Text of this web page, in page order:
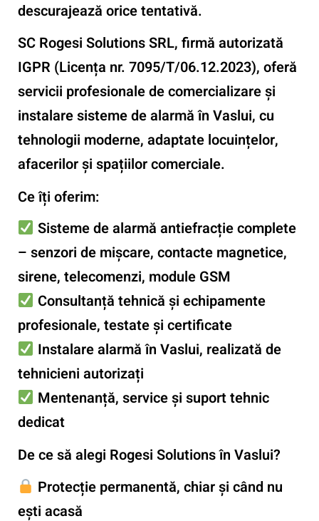
descurajează orice tentativă.
SC Rogesi Solutions SRL, firmă autorizată
IGPR (Licența nr. 7095/T/06.12.2023), oferă
servicii profesionale decomercializare și
instalare sisteme de alarmă în Vaslui, cu
tehnologii moderne, adaptate locuințelor,
afacerilor și spațiilor comerciale.
Ce îți oferim:
Sisteme de alarmă antiefracție complete
– senzori de mișcare, contacte magnetice,
sirene, telecomenzi, module GSM
Consultanță tehnică și echipamente
profesionale, testate și certificate
Instalare alarmă în Vaslui, realizată de
tehnicieni autorizați
Mentenanță, service și suport tehnic
dedicat
De ce să alegi Rogesi Solutions în Vaslui?
Protecție permanentă, chiar și când nu
ești acasă